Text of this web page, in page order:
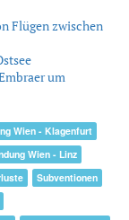
Flügen zwischen
um
Wien - Klagenfurt
Wien - Linz
Subventionen